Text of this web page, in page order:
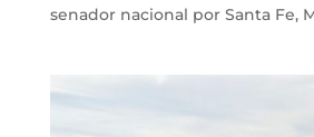
senador nacional por Santa Fe,